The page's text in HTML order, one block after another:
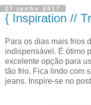
27 junho 2017
{ Inspiration //
Para os dias mais frios
indispensável. É ótimo
excelente opção para
tão frio. Fica lindo com
jeans. Inspire-se no